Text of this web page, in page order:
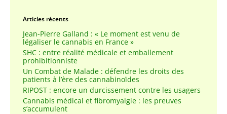
Articles récents
Jean-Pierre Galland : « Le moment est venu de
légaliser le cannabis en France »
SHC : entre réalité médicale et emballement
prohibitionniste
Un Combat de Malade : défendre les droits des
patients à l’ère des cannabinoïdes
RIPOST : encore un durcissement contre les usagers
Cannabis médical et fibromyalgie : les preuves
s’accumulent